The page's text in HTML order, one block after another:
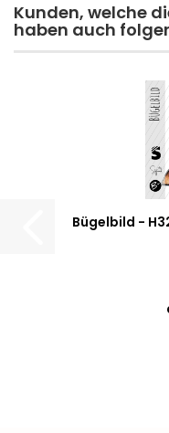
Kunden, welche
haben auch
Bügelbild -